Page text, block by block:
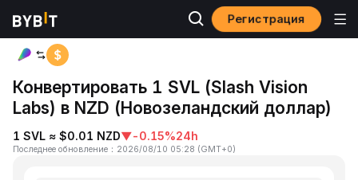
Регистрация
Главная
Конвертировать 1 SVL (Slash Vision
Labs) в NZD (Новозеландский доллар)
1 SVL ≈ $0.01 NZD▼-0.15%24h
Последнее обновление ： 2026/08/10 05:28 (GMT+0)